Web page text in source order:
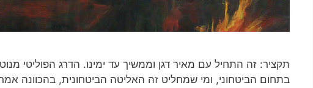
תקציר: זה התחיל עם מאיר דגן וממשיך עד ימינו. הדרג הפוליטי
בתחום הביטחוני, ומי שמחליט זה האליטה הביטחונית, בהכוונה